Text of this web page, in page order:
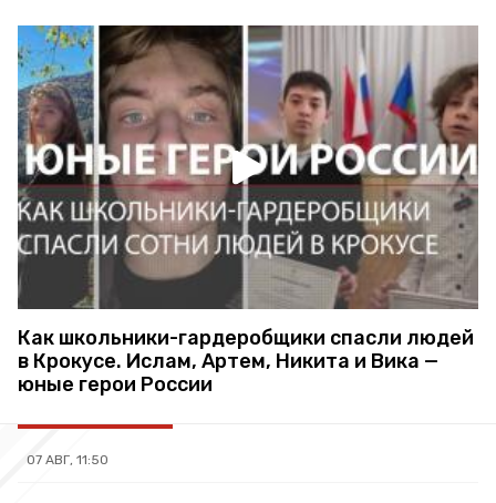
Как школьники-гардеробщики спасли людей
в Крокусе. Ислам, Артем, Никита и Вика —
юные герои России
07 АВГ, 11:50